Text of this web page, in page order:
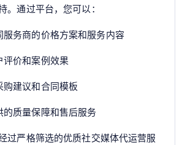
。通过平台，您可以：
服务商的价格方案和服务内容
评价和案例效果
建议和合同模板
的质量保障和售后服务
过严格筛选的优质社交媒体代运营服